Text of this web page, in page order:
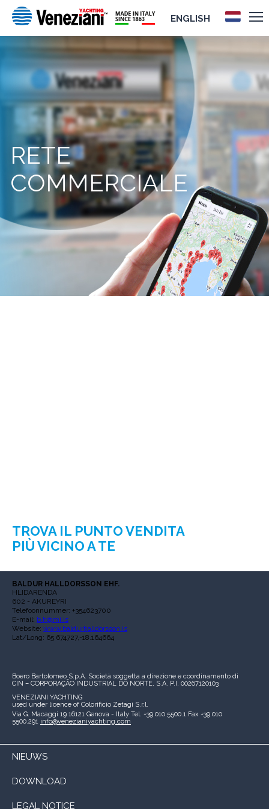
ENGLISH
RETE
COMMERCIALE
TROVA IL PUNTO VENDITA
PIÙ VICINO A TE
BALDUR HALLDORSSON EHF.
HLIDARENDA
602 - AKUREYRI
Telefoonnummer: +354623700
E-mail: b.h@mi.is
Website: www.baldurhalldorsson.is
Lat/Long: 65.674727,-18.164664
Boero Bartolomeo S.p.A. Società soggetta a direzione e coordinamento di
CIN – CORPORAÇÃO INDUSTRIAL DO NORTE, S.A. P.I. 00267120103
VENEZIANI YACHTING
used under licence of Colorificio Zetagi S.r.l.
Via G. Macaggi 19 16121 Genova - Italy Tel. +39 010 5500.1 Fax +39 010
5500.291 info@venezianiyachting.com
NIEUWS
DOWNLOAD
LEGAL NOTICE